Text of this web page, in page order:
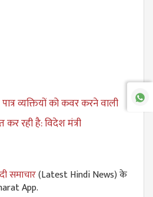
व्यक्तियों को कवर करने वाली
कर रही है: विदेश मंत्री
समाचार(Latest Hindi News) के
App.